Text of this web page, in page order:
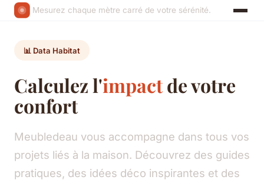
Mesurez chaque mètre carré de votre sérénité.
📊 Data Habitat
Calculez l'impactde votre
confort
Meubledeau vous accompagne dans tous vos
projets liés à la maison. Découvrez des guides
pratiques, des idées déco inspirantes et des